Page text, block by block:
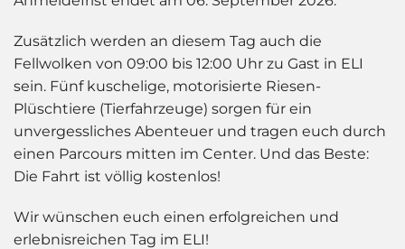
Zusätzlich werden an diesem Tag auch die
Fellwolken von 09:00 bis 12:00 Uhr zu Gast in ELI
sein. Fünf kuschelige, motorisierte Riesen-
Plüschtiere (Tierfahrzeuge) sorgen für ein
unvergessliches Abenteuer und tragen euch durch
einen Parcours mitten im Center. Und das Beste:
Die Fahrt ist völlig kostenlos!
Wir wünschen euch einen erfolgreichen und
erlebnisreichen Tag im ELI!